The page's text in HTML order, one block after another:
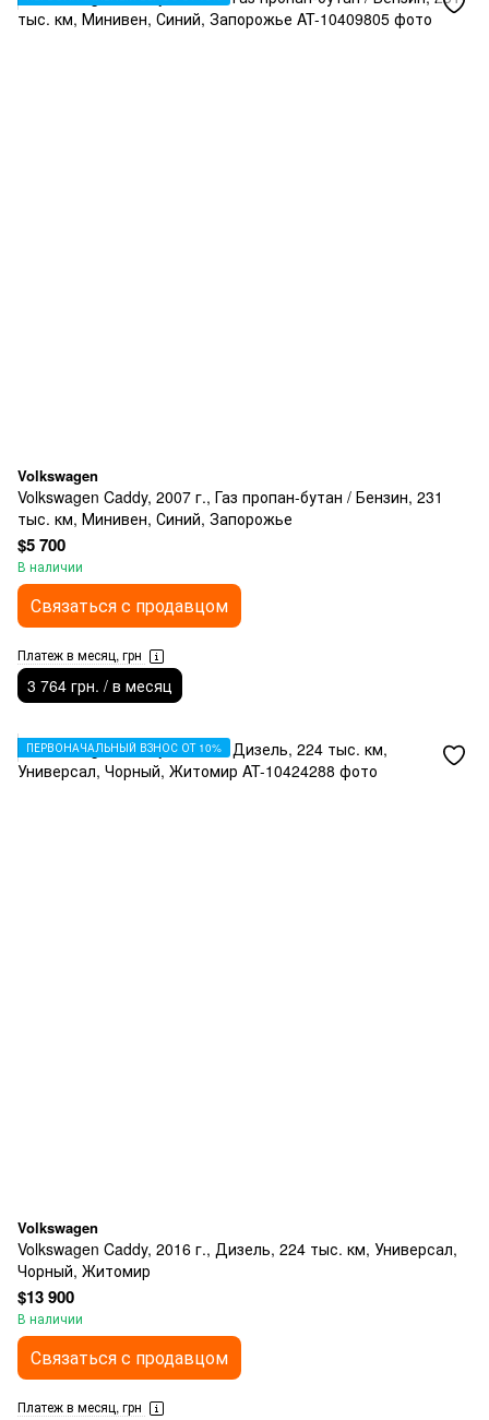
Volkswagen
Volkswagen Caddy, 2007 г., Газ пропан-бутан / Бензин, 231
тыс. км, Минивен, Синий, Запорожье
$5 700
В наличии
Связаться с продавцом
Платеж в месяц, грн
3 764 грн. / в месяц
ПЕРВОНАЧАЛЬНЫЙ ВЗНОС ОТ 10%
Volkswagen
Volkswagen Caddy, 2016 г., Дизель, 224 тыс. км, Универсал,
Чорный, Житомир
$13 900
В наличии
Связаться с продавцом
Платеж в месяц, грн